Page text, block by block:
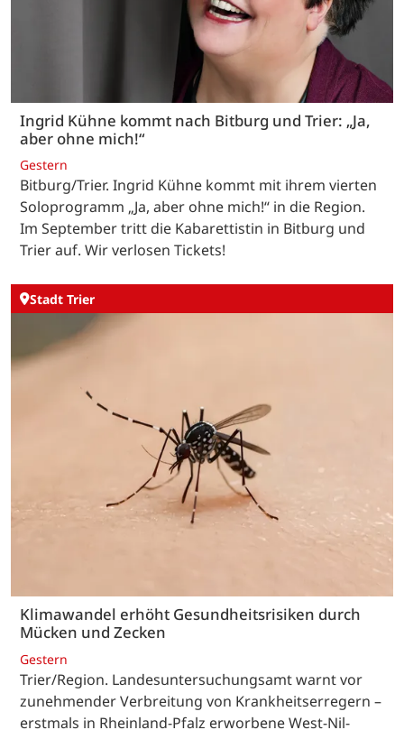
Ingrid Kühne kommt nach Bitburg und Trier: „Ja,
aber ohne mich!“
Gestern
Bitburg/Trier. Ingrid Kühne kommt mit ihrem vierten
Soloprogramm „Ja, aber ohne mich!“ in die Region.
Im September tritt die Kabarettistin in Bitburg und
Trier auf. Wir verlosen Tickets!
Stadt Trier
Klimawandel erhöht Gesundheitsrisiken durch
Mücken und Zecken
Gestern
Trier/Region. Landesuntersuchungsamt warnt vor
zunehmender Verbreitung von Krankheitserregern –
erstmals in Rheinland-Pfalz erworbene West-Nil-